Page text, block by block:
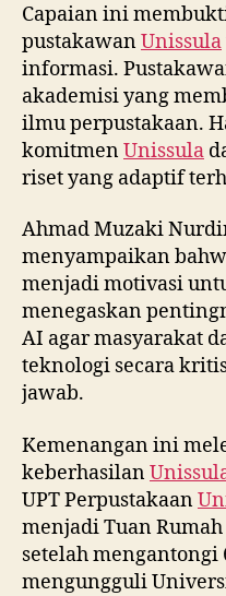
Capaian ini
pustakawanUnissula
informasi.
akademisi yang
ilmu perpustakaan.
komitmenUnissula
riset yang adaptif
Ahmad Muzaki
menyampaikan
menjadi motivasi
menegaskan
AI agar masyarakat
teknologi secara
jawab.
Kemenangan ini
keberhasilan
UPT Perpustakaan
menjadi Tuan
setelah mengantongi
mengungguli